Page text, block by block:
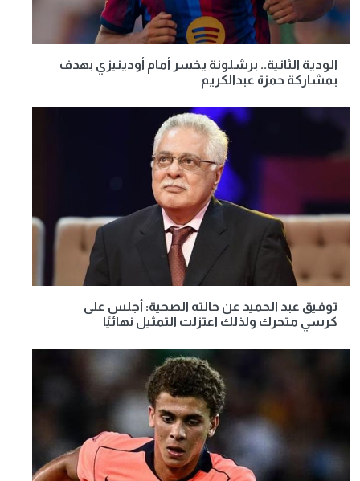
الودية الثانية.. برشلونة يخسر أمام أودينيزي بهدف
بمشاركة حمزة عبدالكريم
توفيق عبد الحميد عن حالته الصحية: أجلس على
كرسي متحرك ولذلك اعتزلت التمثيل نهائيًا